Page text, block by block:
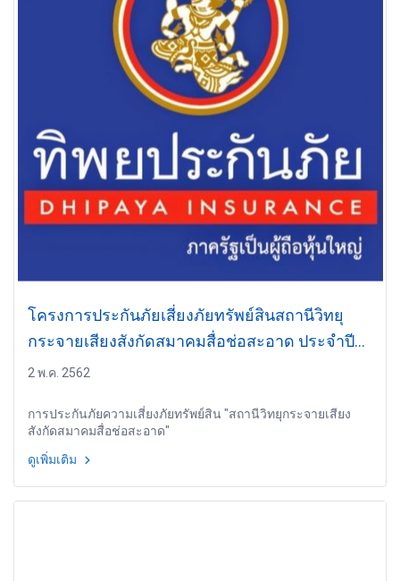
โครงการประกันภัยเสี่ยงภัยทรัพย์สินสถานีวิทยุ
กระจายเสียงสังกัดสมาคมสื่อช่อสะอาด ประจำปี
2562 - 2563
2 พ.ค. 2562
การประกันภัยความเสี่ยงภัยทรัพย์สิน "สถานีวิทยุกระจายเสียง
สังกัดสมาคมสื่อช่อสะอาด"
ดูเพิ่มเติม